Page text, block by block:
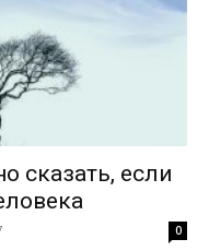
сказать, если
0